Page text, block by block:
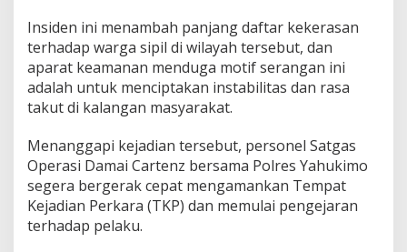
Insiden ini menambah panjang daftar kekerasan
terhadap warga sipil di wilayah tersebut, dan
aparat keamanan menduga motif serangan ini
adalah untuk menciptakan instabilitas dan rasa
takut di kalangan masyarakat.
Menanggapi kejadian tersebut, personel Satgas
Operasi Damai Cartenz bersama Polres Yahukimo
segera bergerak cepat mengamankan Tempat
Kejadian Perkara (TKP) dan memulai pengejaran
terhadap pelaku.